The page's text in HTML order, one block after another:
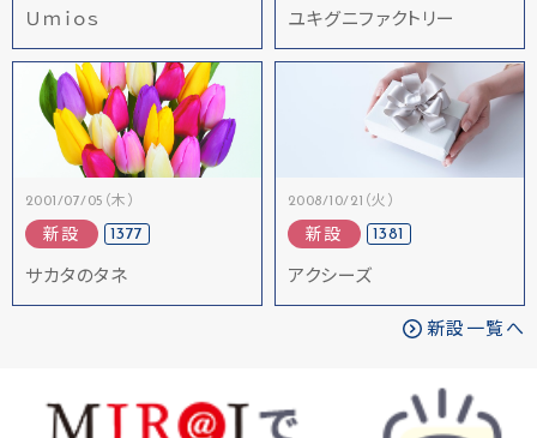
Ｕｍｉｏｓ ユキグニファクトリー
2001/07/05（木）
新設 1377
サカタのタネ
2008/10/21（火）
新設 1381
アクシーズ
新設一覧へ